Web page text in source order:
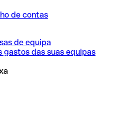
de contas
de equipa
gastos das suas equipas